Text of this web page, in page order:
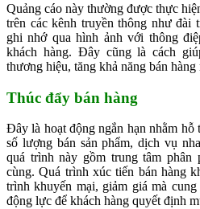
Quảng cáo này thường được thực
trên các kênh truyền thông như
ghi nhớ qua hình ảnh với thông
khách hàng. Đây cũng là cách
thương hiệu, tăng khả năng bán hàng
Thúc đẩy bán hàng
Đây là hoạt động ngắn hạn nhằm hỗ
số lượng bán sản phẩm, dịch vụ
quá trình này gồm trung tâm
cùng. Quá trình xúc tiến bán hàng
trình khuyến mại, giảm giá mà
động lực để khách hàng quyết định